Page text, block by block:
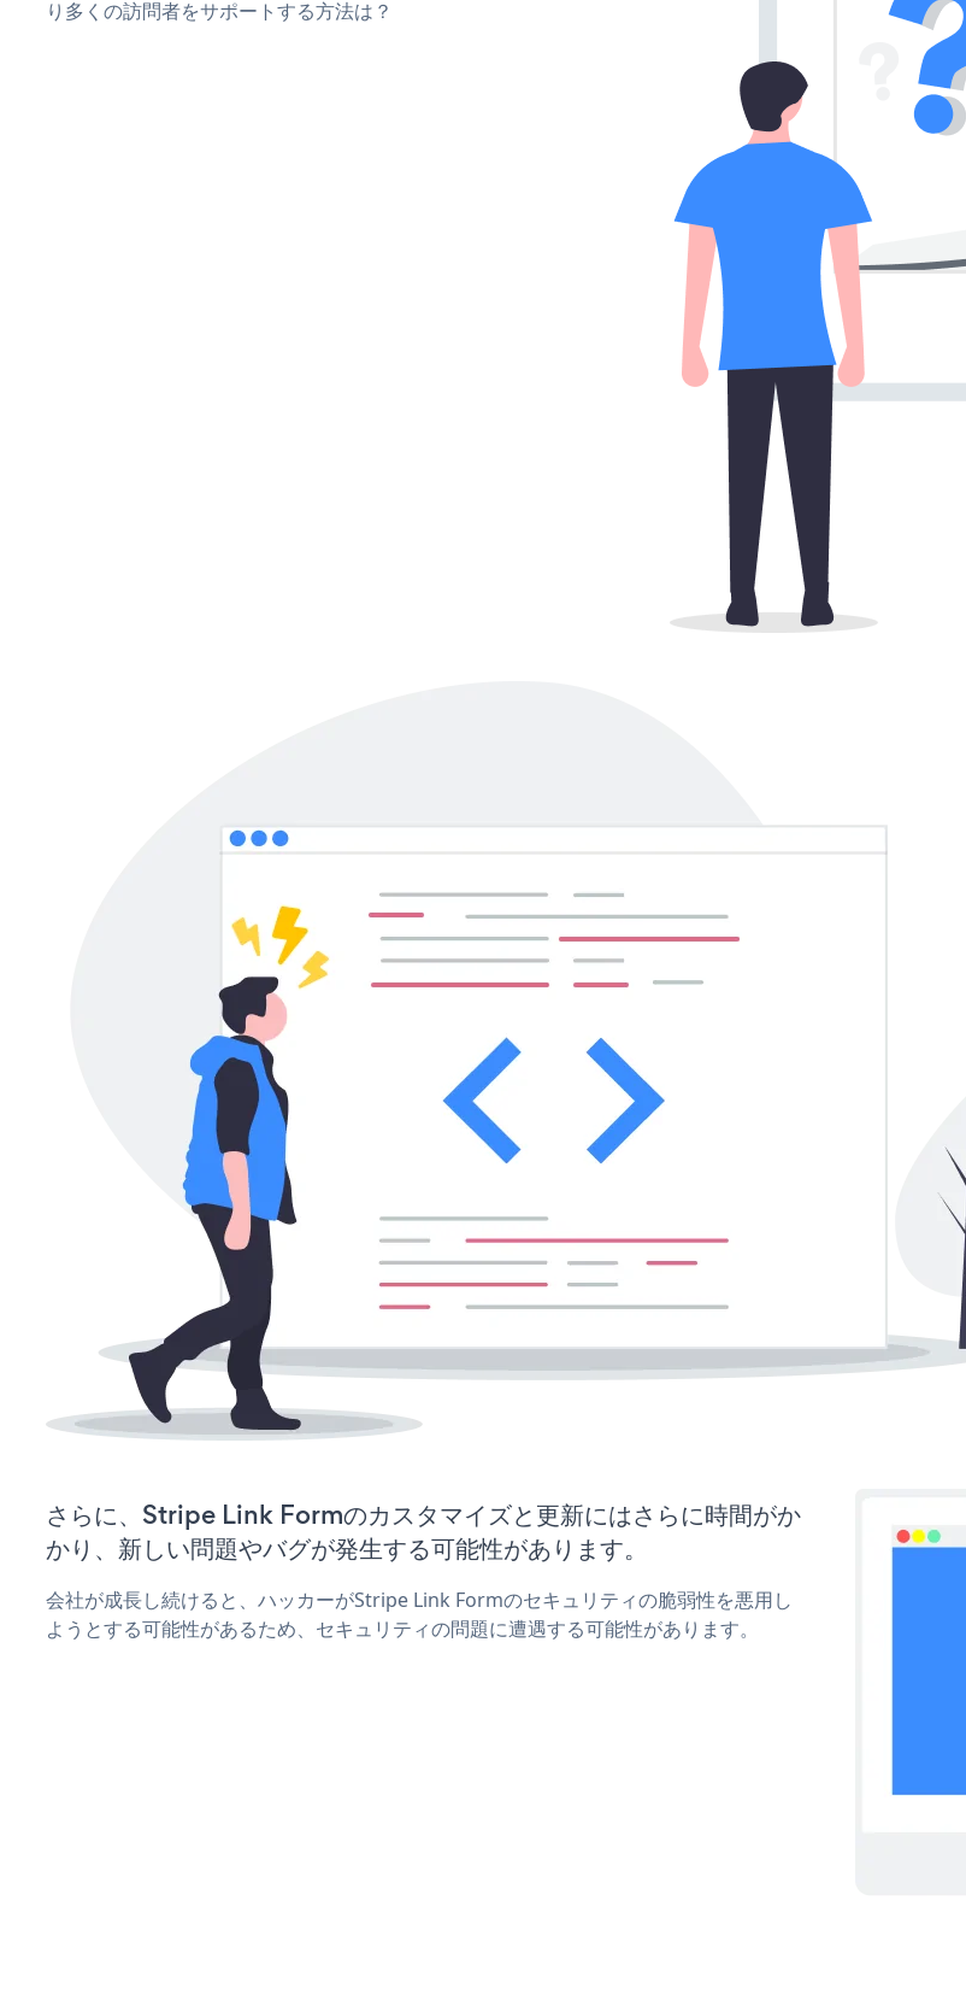
り多くの訪問者をサポートする方法は？
さらに、Stripe Link Formのカスタマイズと更新にはさらに時間がか
かり、新しい問題やバグが発生する可能性があります。
会社が成長し続けると、ハッカーがStripe Link Formのセキュリティの脆弱性を悪用し
ようとする可能性があるため、セキュリティの問題に遭遇する可能性があります。